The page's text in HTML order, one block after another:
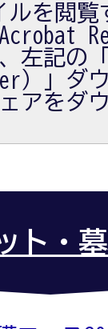
ルを閲
左記の
）」ダ
アをダ
ト・